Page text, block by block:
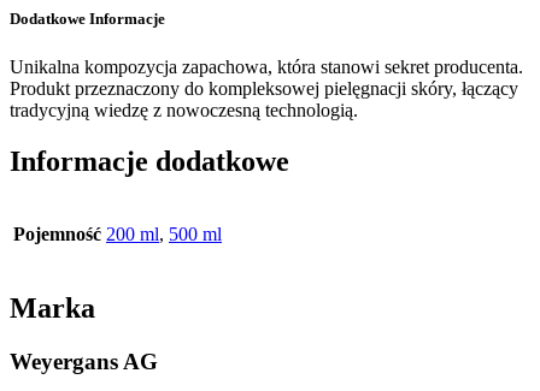
Dodatkowe Informacje
Unikalna kompozycja zapachowa, która stanowi sekret producenta.
Produkt przeznaczony do kompleksowej pielęgnacji skóry, łączący
tradycyjną wiedzę z nowoczesną technologią.
Informacje dodatkowe
Pojemność 200 ml, 500 ml
Marka
Weyergans AG